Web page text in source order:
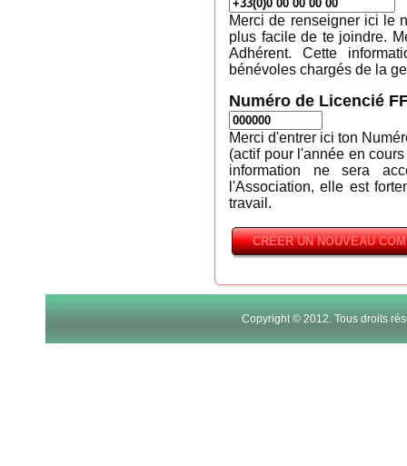
Merci de renseigner ici le
plus facile de te joindre.
Adhérent. Cette
bénévoles chargés de la
Numéro de Licencié
Merci d'entrer ici ton
(actif pour l'année en
information ne sera
l'Association, elle est
travail.
Copyright © 2012. Tous droits